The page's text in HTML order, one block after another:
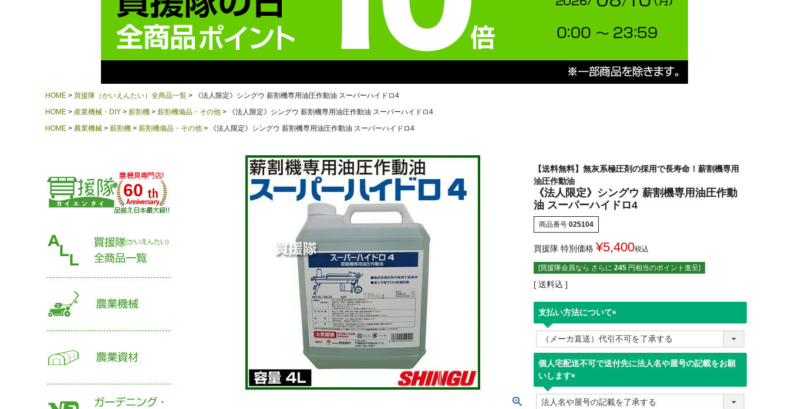
HOME 買援隊（かいえんたい）全商品一覧
《法人限定》シングウ 薪割機専用油圧作動油 スーパーハイドロ4
HOME
産業機械・DIY 薪割機 薪割機備品・その他
《法人限定》シングウ 薪割機専用油圧作動油 スーパーハイドロ4
HOME
農業機械 薪割機 薪割機備品・その他 《法人限定》シングウ 薪割機専用油圧作動油 スーパーハイドロ4
60
【送料無料】無灰系極圧剤の採用で長寿命！薪割機専用
油圧作動油
《法人限定》シングウ 薪割機専用油圧作動
油 スーパーハイドロ4
商品番号 025104
買援隊 特別価格 ¥5,400税込
[買援隊会員なら さらに 245 円相当のポイント進呈]
送料込
支払い方法について
必
須
)
個人宅配送不可で送付先に法人名や屋号の記載をお願
いします
必